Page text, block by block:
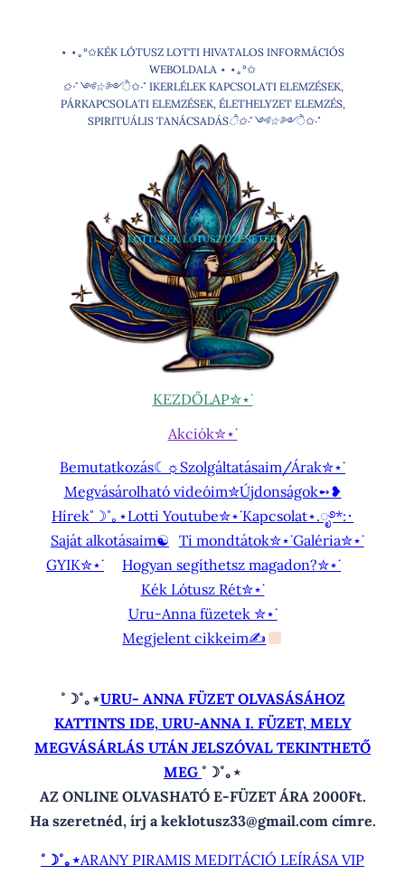
⋆ ⋆｡°✩KÉK LÓTUSZ LOTTI HIVATALOS INFORMÁCIÓS
WEBOLDALA ⋆ ⋆｡°✩
✩‧˚༺☆༻ੈ✩‧˚ IKERLÉLEK KAPCSOLATI ELEMZÉSEK,
PÁRKAPCSOLATI ELEMZÉSEK, ÉLETHELYZET ELEMZÉS,
SPIRITUÁLIS TANÁCSADÁSੈ✩‧˚༺☆༻ੈ✩‧˚
KEZDŐLAP✮⋆˙
Akciók✮⋆˙
Bemutatkozás☾☼ Szolgáltatásaim/Árak✮⋆˙
Megvásárolható videóim✮Újdonságok➻❥
Hírek˚☽˚｡⋆Lotti Youtube✮⋆˙Kapcsolat⋆.ೃ࿔*:･
Saját alkotásaim☯︎ Ti mondtátok✮⋆˙Galéria✮⋆˙
GYIK✮⋆˙
Hogyan segíthetsz magadon?✮⋆˙
Kék Lótusz Rét✮⋆˙
Uru-Anna füzetek ✮⋆˙
Megjelent cikkeim✍
˚☽˚｡⋆URU- ANNA FÜZET OLVASÁSÁHOZ
KATTINTS IDE, URU-ANNA I. FÜZET, MELY
MEGVÁSÁRLÁS UTÁN JELSZÓVAL TEKINTHETŐ
MEG ˚☽˚｡⋆
AZ ONLINE OLVASHATÓ E-FÜZET ÁRA 2000Ft.
Ha szeretnéd, írj a keklotusz33@gmail.com címre.
˚☽˚｡⋆ARANY PIRAMIS MEDITÁCIÓ LEÍRÁSA VIP